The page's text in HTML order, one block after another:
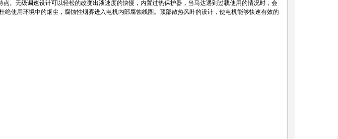
。无级调速设计可以轻松的改变出液速度的快慢，内置过热保护器，当马达遇到过载使用的情况时，会
使用环境中的烟尘，腐蚀性烟雾进入电机内部腐蚀线圈。顶部散热风叶的设计，使电机能够快速有效的